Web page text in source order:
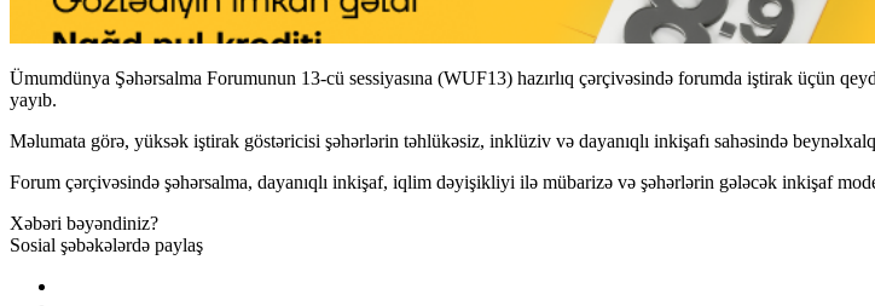
Ümumdünya Şəhərsalma Forumunun 13-cü sessiyasına (WUF13) hazırlıq çərçivəsində forumda iştirak üçün
yayıb.
Məlumata görə, yüksək iştirak göstəricisi şəhərlərin təhlükəsiz, inklüziv və dayanıqlı inkişafı sahəsində
Forum çərçivəsində şəhərsalma, dayanıqlı inkişaf, iqlim dəyişikliyi ilə mübarizə və şəhərlərin gələcək inkişaf
Xəbəri bəyəndiniz?
Sosial şəbəkələrdə paylaş